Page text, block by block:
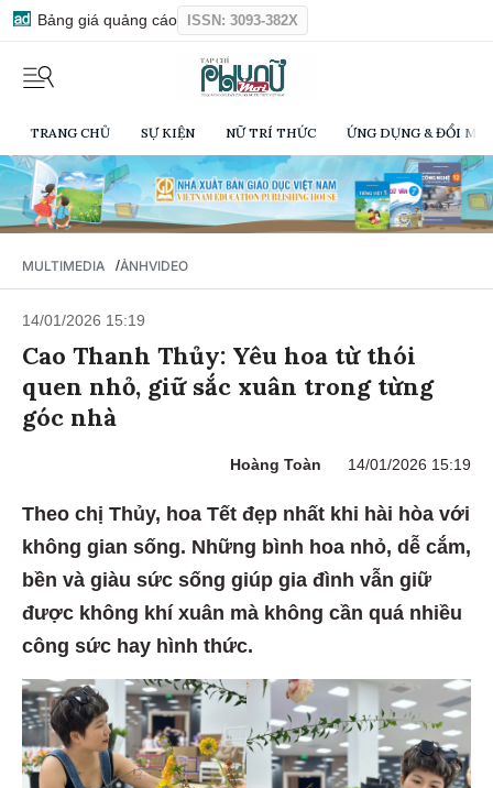
Bảng giá quảng cáo ISSN: 3093-382X
TRANG CHỦ SỰ KIỆN NỮ TRÍ THỨC ỨNG DỤNG & ĐỔI
MULTIMEDIA /ẢNHVIDEO
14/01/2026 15:19
Cao Thanh Thủy: Yêu hoa từ thói
quen nhỏ, giữ sắc xuân trong từng
góc nhà
Hoàng Toàn 14/01/2026 15:19
Theo chị Thủy, hoa Tết đẹp nhất khi hài hòa với
không gian sống. Những bình hoa nhỏ, dễ cắm,
bền và giàu sức sống giúp gia đình vẫn giữ
được không khí xuân mà không cần quá nhiều
công sức hay hình thức.